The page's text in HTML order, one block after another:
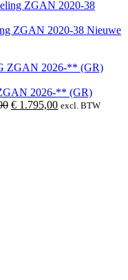
ZGAN 2020-38 Nieuwe
2026-** (GR)
Oorspronkelijke
€ 1.795,00Huidige
excl. BTW